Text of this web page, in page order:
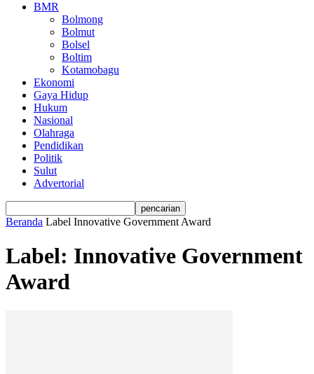
BMR
Bolmong
Bolmut
Bolsel
Boltim
Kotamobagu
Ekonomi
Gaya Hidup
Hukum
Nasional
Olahraga
Pendidikan
Politik
Sulut
Advertorial
Beranda Label Innovative Government Award
Label: Innovative Government
Award